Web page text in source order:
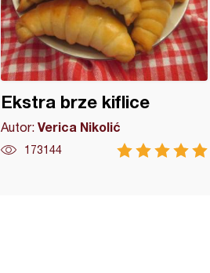
Ekstra brze kiflice
Autor:Verica Nikolić
173144